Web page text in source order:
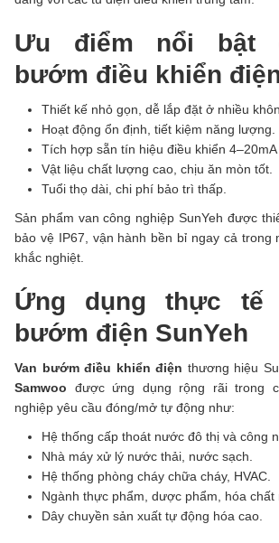
Ưu điểm nổi bật
bướm điều khiển
Thiết kế nhỏ gọn, dễ lắp đặt ở nhiều
Hoạt động ổn định, tiết kiệm năng lượng.
Tích hợp sẵn tín hiệu điều khiển 4–20mA
Vật liệu chất lượng cao, chịu ăn mòn tốt.
Tuổi thọ dài, chi phí bảo trì thấp.
Sản phẩm van công nghiệp SunYeh được
bảo vệ IP67, vận hành bền bỉ ngay cả trong
khắc nghiệt.
Ứng dụng thực tế
bướm điện SunYeh
Van bướm điều khiển điện thương hiệu
Samwoo được ứng dụng rộng rãi trong
nghiệp yêu cầu đóng/mở tự động như:
Hệ thống cấp thoát nước đô thị và công
Nhà máy xử lý nước thải, nước sạch.
Hệ thống phòng cháy chữa cháy, HVAC.
Ngành thực phẩm, dược phẩm, hóa chất
Dây chuyền sản xuất tự động hóa cao.